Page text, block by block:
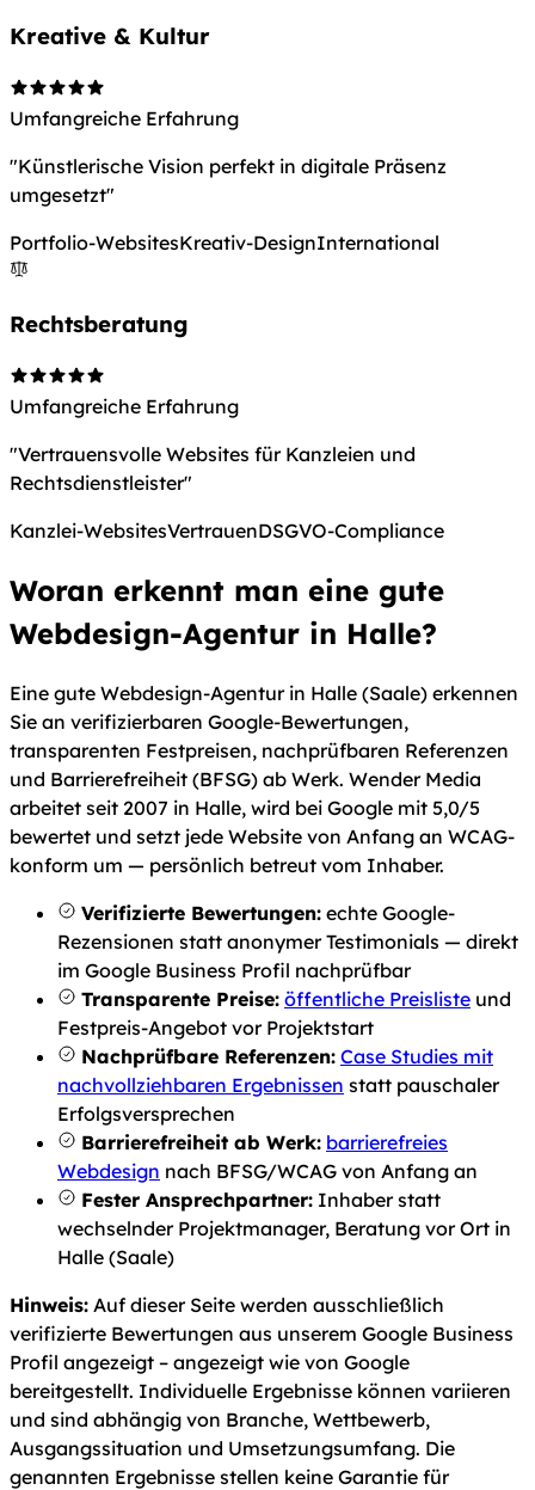
Kreative & Kultur
Umfangreiche Erfahrung
"Künstlerische Vision perfekt in digitale Präsenz
umgesetzt"
Portfolio-WebsitesKreativ-DesignInternational
Rechtsberatung
Umfangreiche Erfahrung
"Vertrauensvolle Websites für Kanzleien und
Rechtsdienstleister"
Kanzlei-WebsitesVertrauenDSGVO-Compliance
Woran erkennt man eine gute
Webdesign-Agentur in Halle?
Eine gute Webdesign-Agentur in Halle (Saale) erkennen
Sie an verifizierbaren Google-Bewertungen,
transparenten Festpreisen, nachprüfbaren Referenzen
und Barrierefreiheit (BFSG) ab Werk. Wender Media
arbeitet seit 2007 in Halle, wird bei Google mit 5,0/5
bewertet und setzt jede Website von Anfang an WCAG-
konform um — persönlich betreut vom Inhaber.
Verifizierte Bewertungen: echte Google-
Rezensionen statt anonymer Testimonials — direkt
im Google Business Profil nachprüfbar
Transparente Preise: öffentliche Preisliste und
Festpreis-Angebot vor Projektstart
Nachprüfbare Referenzen: Case Studies mit
nachvollziehbaren Ergebnissen statt pauschaler
Erfolgsversprechen
Barrierefreiheit ab Werk: barrierefreies
Webdesign nach BFSG/WCAG von Anfang an
Fester Ansprechpartner: Inhaber statt
wechselnder Projektmanager, Beratung vor Ort in
Halle (Saale)
Hinweis: Auf dieser Seite werden ausschließlich
verifizierte Bewertungen aus unserem Google Business
Profil angezeigt – angezeigt wie von Google
bereitgestellt. Individuelle Ergebnisse können variieren
und sind abhängig von Branche, Wettbewerb,
Ausgangssituation und Umsetzungsumfang. Die
genannten Ergebnisse stellen keine Garantie für